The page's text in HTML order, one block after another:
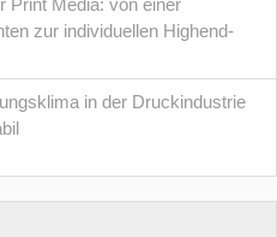
Print Media: von einer
zur individuellen Highend-
in der Druckindustrie